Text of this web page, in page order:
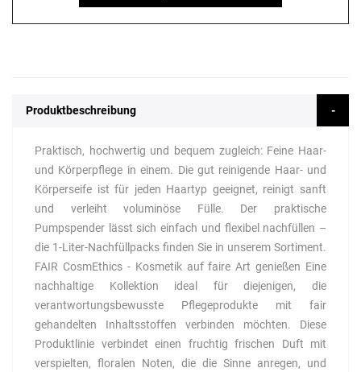
Produktbeschreibung
Praktisch, hochwertig und bequem zugleich: Feine Haar-
und Körperpflege in einem. Die gut reinigende Haar- und
Körperseife ist für jeden Haartyp geeignet, reinigt sanft
und verleiht voluminöse Fülle. Der praktische
Pumpspender lässt sich einfach und flexibel nachfüllen –
die 1-Liter-Nachfüllpacks finden Sie in unserem Sortiment.
FAIR CosmEthics - Kosmetik auf faire Art genießen Eine
nachhaltige Kollektion ideal für diejenigen, die
verantwortungsbewusste Pflegeprodukte mit fair
gehandelten Inhaltsstoffen verbinden möchten. Diese
Produktlinie verbindet einen fruchtig frischen Duft mit
verspielten, floralen Noten, die die Sinne anregen, und